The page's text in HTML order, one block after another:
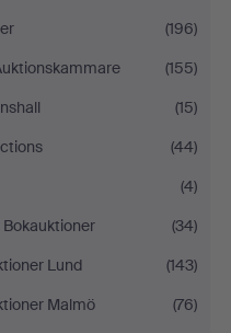
(196)
(155)
(15)
(44)
(4)
(34)
Lund
(143)
Malmö
(76)